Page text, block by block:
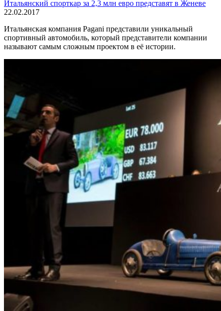
Итальянский спорткар за 2,3 млн евро представят в Женеве
22.02.2017
Итальянская компания Pagani представили уникальный
спортивный автомобиль, который представители компании
называют самым сложным проектом в её истории.